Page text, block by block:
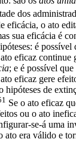
dos
eficácia, o ato
sua eficácia é
é possível
eficaz continue
; e é possível que
eficaz gere
hipóteses de
Se o ato eficaz
ou o ato
se-á uma
ato era válido e